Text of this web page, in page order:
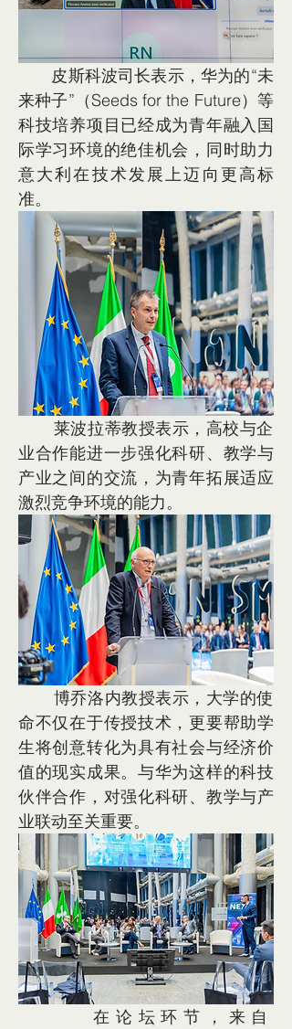
来种子”（Seeds for the Future）等
科技培养项目已经成为青年融入国
际学习环境的绝佳机会，同时助力
意大利在技术发展上迈向更高标
准。
业合作能进一步强化科研、教学与
产业之间的交流，为青年拓展适应
激烈竞争环境的能力。
命不仅在于传授技术，更要帮助学
生将创意转化为具有社会与经济价
值的现实成果。与华为这样的科技
伙伴合作，对强化科研、教学与产
业联动至关重要。
       在论坛环节，来自